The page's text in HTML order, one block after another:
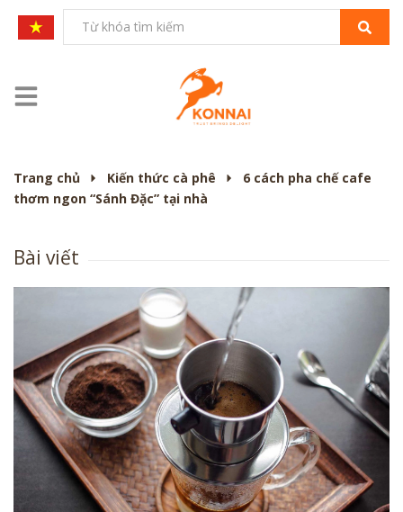
Trang chủ Kiến thức cà phê
6 cách pha chế cafe
thơm ngon “Sánh Đặc” tại nhà
Bài viết